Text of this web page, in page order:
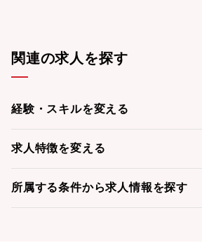
関連の求人を探す
経験・スキルを変える
求人特徴を変える
所属する条件から求人情報を探す